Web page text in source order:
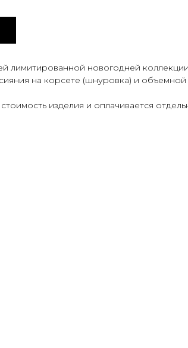
лимитированной новогодней коллекции
на корсете (шнуровка) и
изделия и оплачивается